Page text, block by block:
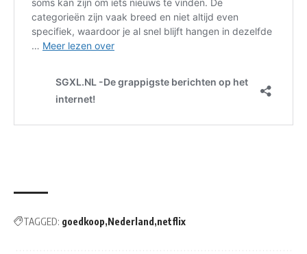
TAGGED: goedkoop Nederland netflix